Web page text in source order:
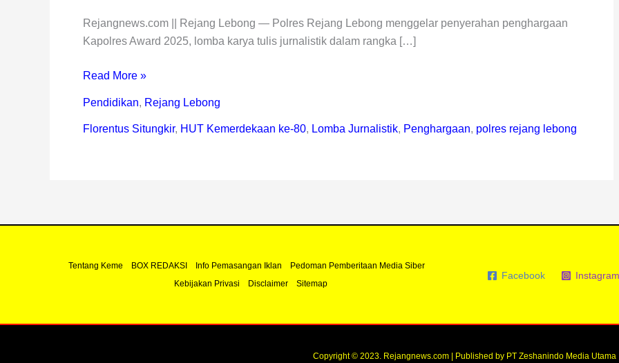
Rejangnews.com || Rejang Lebong — Polres Rejang Lebong menggelar penyerahan penghargaan
Kapolres Award 2025, lomba karya tulis jurnalistik dalam rangka […]
Read More »
Pendidikan, Rejang Lebong
Florentus Situngkir, HUT Kemerdekaan ke-80, Lomba Jurnalistik, Penghargaan, polres rejang lebong
Tentang Keme BOX REDAKSI Info Pemasangan Iklan
Pedoman Pemberitaan Media Siber
Kebijakan Privasi
Disclaimer Sitemap
Facebook Instagram
Copyright © 2023. Rejangnews.com | Published by PT Zeshanindo Media Utama